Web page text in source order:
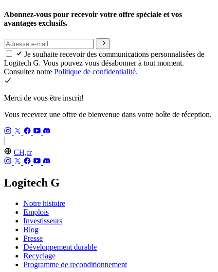
Abonnez-vous pour recevoir votre offre spéciale et vos
avantages exclusifs.
Je souhaite recevoir des communications personnalisées de
Logitech G. Vous pouvez vous désabonner à tout moment.
Consultez notre Politique de confidentialité.
Merci de vous être inscrit!
Vous recevrez une offre de bienvenue dans votre boîte de réception.
CH,fr
Logitech G
Notre histoire
Emplois
Investisseurs
Blog
Presse
Développement durable
Recyclage
Programme de reconditionnement